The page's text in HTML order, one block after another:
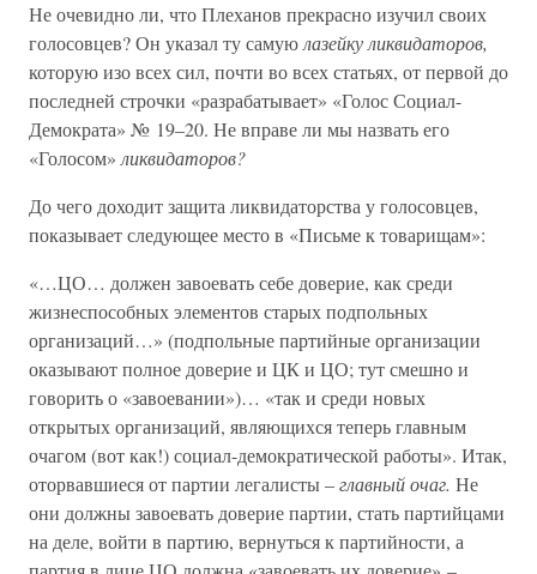
Не очевидно ли, что Плеханов прекрасно изучил своих
голосовцев? Он указал ту самуюлазейку ликвидаторов,
которую изо всех сил, почти во всех статьях, от первой до
последней строчки «разрабатывает» «Голос Социал-
Демократа» № 19–20. Не вправе ли мы назвать его
«Голосом» ликвидаторов?
До чего доходит защита ликвидаторства у голосовцев,
показывает следующее место в «Письме к товарищам»:
«…ЦО… должен завоевать себе доверие, как среди
жизнеспособных элементов старых подпольных
организаций…» (подпольные партийные организации
оказывают полное доверие и ЦК и ЦО; тут смешно и
говорить о «завоевании»)… «так и среди новых
открытых организаций, являющихся теперь главным
очагом (вот как!) социал-демократической работы». Итак,
оторвавшиеся от партии легалисты –главный очаг. Не
они должны завоевать доверие партии, стать партийцами
на деле, войти в партию, вернуться к партийности, а